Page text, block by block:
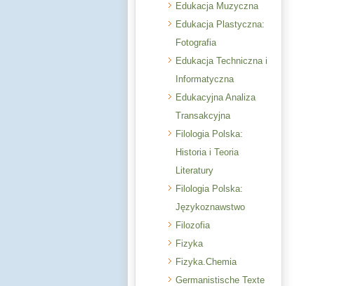
Edukacja Muzyczna
Edukacja Plastyczna:
Fotografia
Edukacja Techniczna i
Informatyczna
Edukacyjna Analiza
Transakcyjna
Filologia Polska:
Historia i Teoria
Literatury
Filologia Polska:
Językoznawstwo
Filozofia
Fizyka
Fizyka.Chemia
Germanistische Texte